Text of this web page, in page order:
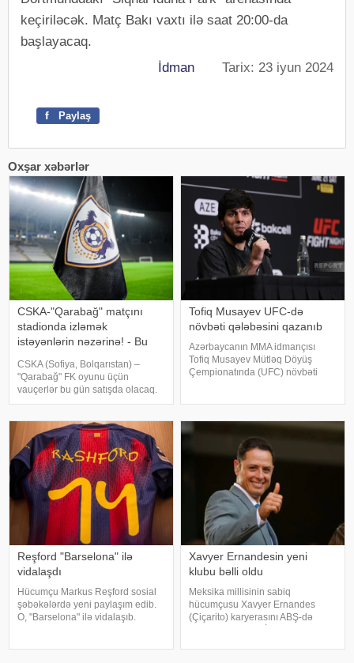
keçiriləcək. Matç Bakı vaxtı ilə saat 20:00-da
başlayacaq.
İdman Tarix: 23 iyun 2024
f Paylaş
Oxşar xəbərlər
CSKA-"Qarabağ" matçını
stadionda izləmək
istəyənlərin nəzərinə! - Bu
CSKA (Sofiya, Bolqarıstan) –
"Qarabağ" FK oyunu üçün
vauçerlər bu gün satışda olacaq.
xəbər verir ki, bu barədə Ağdam
Liqasının II təsnifat mərhələsi
çərçivəsində keçiriləcək CSK
Tofiq Musayev UFC-də
növbəti qələbəsini qazanıb
Azərbaycanın MMA idmançısı
Tofiq Musayev Mütləq Döyüş
Çempionatında (UFC) növbəti
slovakiyalı Lyudovit Kleynlə üz-
üzə gəlib. T. Musayev ikinc
Reşford "Barselona" ilə
vidalaşdı
Hücumçu Markus Reşford sosial
şəbəkələrdə yeni paylaşım edib.
O, "Barselona" ilə vidalaşıb.
Xavyer Ernandesin yeni
klubu bəlli oldu
Meksika millisinin sabiq
hücumçusu Xavyer Ernandes
(Çiçarito) karyerasını ABŞ-də